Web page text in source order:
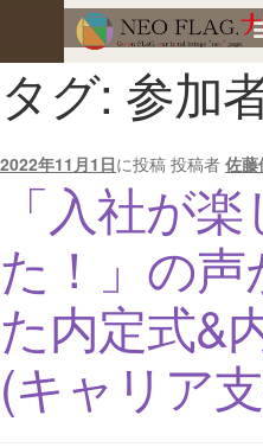
タグ: 参加
2022年11月1日に投稿 投稿者 佐藤
「入社が
た！」の
た内定式&
(キャリア